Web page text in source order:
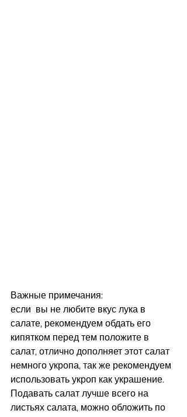
Важные примечания:
если  вы не любите вкус лука в
салате, рекомендуем обдать его
кипятком перед тем положите в
салат, отлично дополняет этот салат
немного укропа, так же рекомендуем
использовать укроп как украшение.
Подавать салат лучше всего на
листьях салата, можно обложить по